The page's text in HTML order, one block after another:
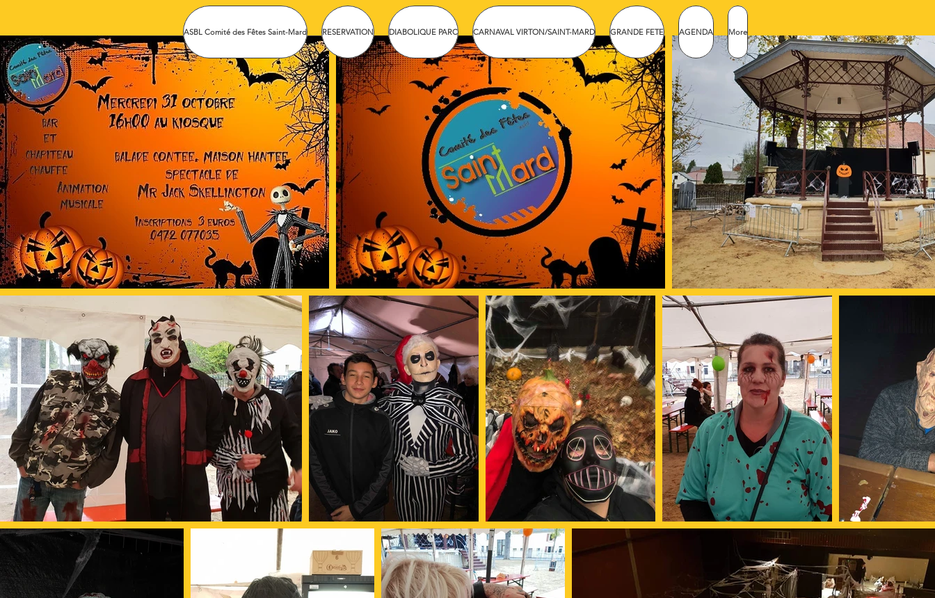
ASBL Comité des Fêtes Saint-Mard RESERVATION DIABOLIQUE PARC CARNAVAL VIRTON/SAINT-MARD GRANDE FETE AGENDA More